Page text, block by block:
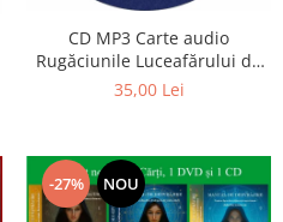
CD MP3 Carte audio
Rugăciunile Luceafărului de
dimineață
35,00 Lei
-27% NOU